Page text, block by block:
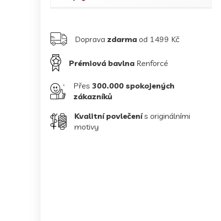
Doprava zdarma od 1499 Kč
Prémiová bavlna Renforcé
Přes 300.000 spokojených
zákazníků
Kvalitní povlečenís originálními
motivy